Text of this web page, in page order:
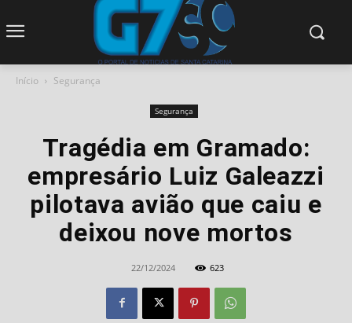
Início Segurança
Segurança
Tragédia em Gramado:
empresário Luiz Galeazzi
pilotava avião que caiu e
deixou nove mortos
22/12/2024 623
modal-check